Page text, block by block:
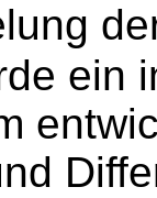
ein